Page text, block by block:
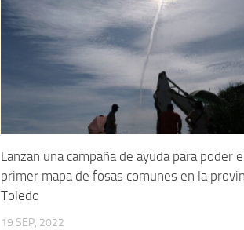
Lanzan una campaña de ayuda para poder
primer mapa de fosas comunes en la
Toledo
19 SEP, 2022